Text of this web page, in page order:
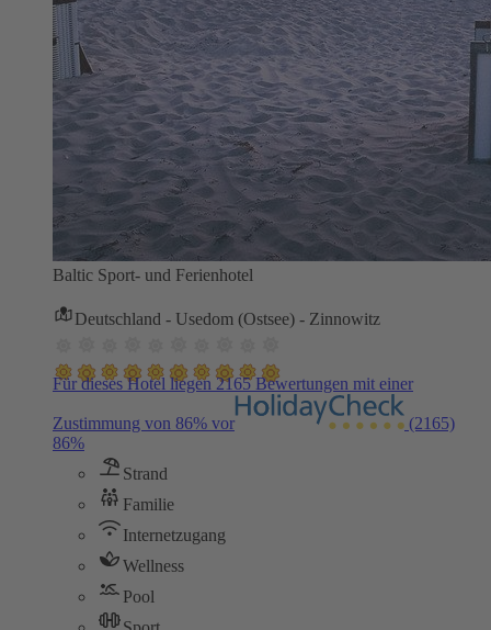
Baltic Sport- und Ferienhotel
Deutschland - Usedom (Ostsee) - Zinnowitz
Für dieses Hotel liegen 2165 Bewertungen mit einer
Zustimmung von 86% vor
(2165)
86%
Strand
Familie
Internetzugang
Wellness
Pool